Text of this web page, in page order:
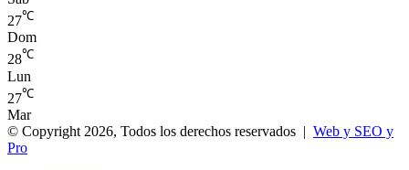
27℃
Dom
28℃
Lun
27℃
Mar
© Copyright 2026, Todos los derechos reservados | Web y SEO y
Pro